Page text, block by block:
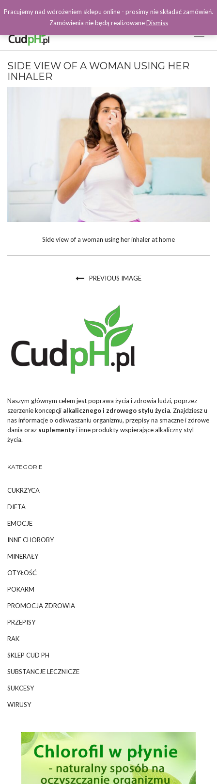
Facebook
SIDE VIEW OF A WOMAN USING HER
INHALER
Side view of a woman using her inhaler at home
PREVIOUS IMAGE
Naszym głównym celem jest poprawa życia i zdrowia ludzi, poprzez
szerzenie koncepcji alkalicznego i zdrowego stylu życia. Znajdziesz u
nas informacje o odkwaszaniu organizmu, przepisy na smaczne i zdrowe
dania oraz suplementyi inne produkty wspierające alkaliczny styl
życia.
KATEGORIE
CUKRZYCA
DIETA
EMOCJE
INNE CHOROBY
MINERAŁY
OTYŁOŚĆ
POKARM
PROMOCJA ZDROWIA
PRZEPISY
RAK
SKLEP CUD PH
SUBSTANCJE LECZNICZE
SUKCESY
WIRUSY
Pracujemy nad wdrożeniem sklepu online - prosimy nie składać zamówień.
Zamówienia nie będą realizowaneDismiss